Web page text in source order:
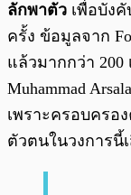
ลักพาตัว เพื่อบัง
ครั้ง ข้อมูลจาก
แล้วมากกว่า
Muhammad
เพราะครอบครอ
ตัวตนในวงการนี้